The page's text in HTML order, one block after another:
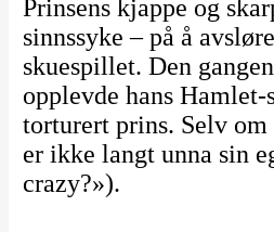
Prinsens kjappe og
sinnssyke – på å
skuespillet. Den
opplevde hans
torturert prins. Selv om
er ikke langt unna sin
crazy?»).